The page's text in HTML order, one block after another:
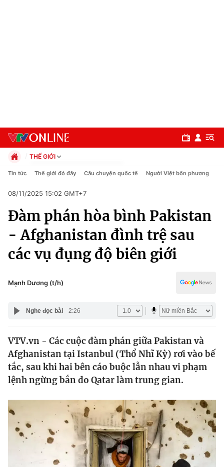
Chuyên mục
Chính trị
Xã hội
Pháp luật
Y tế
Thế giới
Tin tức
Thế giới đó đây
Câu chuyện quốc tế
Kinh tế
Thị trường
Góc doanh nghiệp
Dữ liệu và đời sống
Truyền hình
Phim VTV
Giải trí
THẾ GIỚI
Chính trị
Pháp luật
Kinh tế
Thể thao
Truyền hình
Văn hóa - Giải trí
Y tế
Công nghệ
Tin tức Thế giới đó đây Câu chuyện quốc tế Người Việt bốn phương
08/11/2025 15:02 GMT+7
Đàm phán hòa bình Pakistan
- Afghanistan đình trệ sau
các vụ đụng độ biên giới
Mạnh Dương (t/h)
Nghe đọc bài 2:26
VTV.vn - Các cuộc đàm phán giữa Pakistan và
Afghanistan tại Istanbul (Thổ Nhĩ Kỳ) rơi vào bế
tắc, sau khi hai bên cáo buộc lẫn nhau vi phạm
lệnh ngừng bắn do Qatar làm trung gian.